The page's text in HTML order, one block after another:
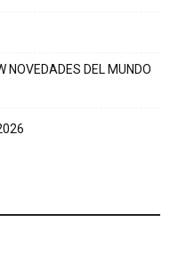
DEL MUNDO